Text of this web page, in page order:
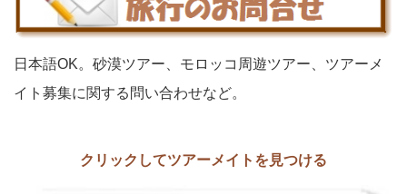
日本語OK。砂漠ツアー、モロッコ周遊ツアー、ツアーメ
イト募集に関する問い合わせなど。
クリックしてツアーメイトを見つける